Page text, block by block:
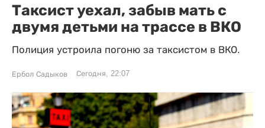
Таксист уехал, забыв мать с
двумя детьми на трассе в ВКО
Полиция устроила погоню за таксистом в ВКО.
Ербол Садыков Сегодня, 22:07